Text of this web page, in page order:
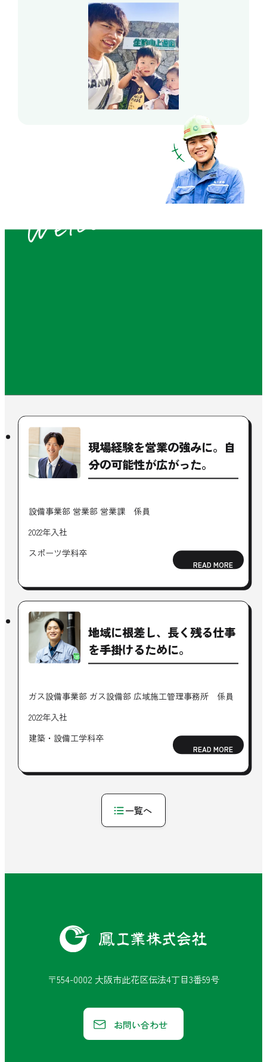
現場経験を営業の強みに。 自
分の可能性が広がった。
設備事業部 営業部 営業課 係員
2022年入社
スポーツ学科卒
READ MORE
地域に根差し、 長く残る仕事
を手掛けるために。
ガス設備事業部 ガス設備部 広域施工管理事務所 係員
2022年入社
建築・設備工学科卒
READ MORE
一覧へ
鳳
工
〒554-0002 大阪市此花区伝法4丁目3番59号
お問い合わせ